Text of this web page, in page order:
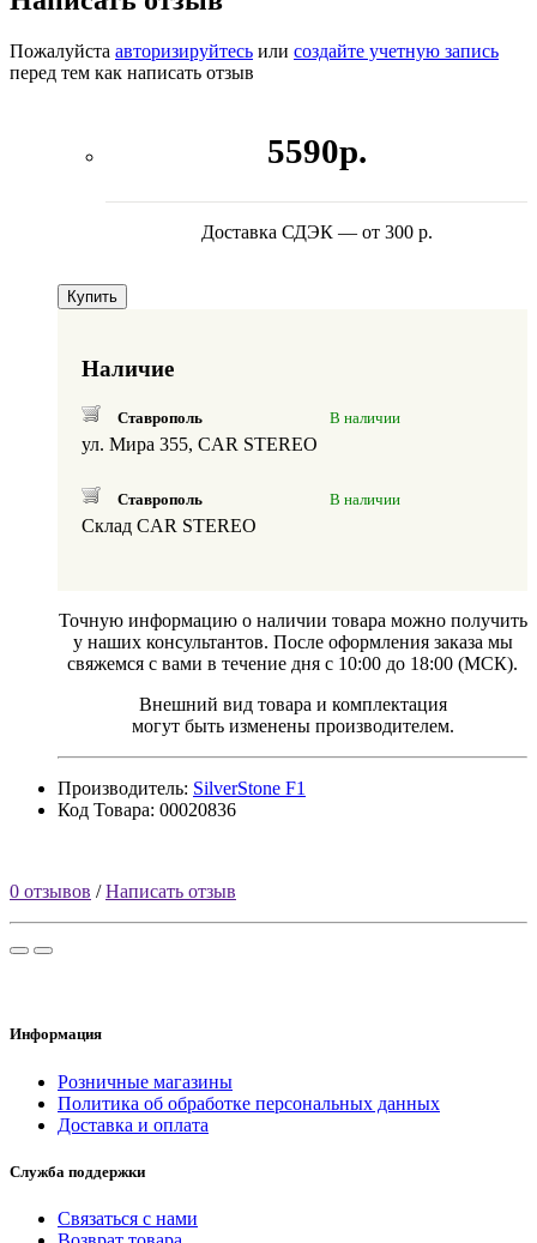
Пожалуйста авторизируйтесь или создайте учетную запись
перед тем как написать отзыв
5590р.
Доставка СДЭК — от 300 р.
Купить
Наличие
Ставрополь В наличии
ул. Мира 355, CAR STEREO
Ставрополь В наличии
Склад CAR STEREO
Точную информацию о наличии товара можно получить
у наших консультантов. После оформления заказа мы
свяжемся с вами в течение дня с 10:00 до 18:00 (МСК).
Внешний вид товара и комплектация
могут быть изменены производителем.
Производитель: SilverStone F1
Код Товара: 00020836
0 отзывов /Написать отзыв
Информация
Розничные магазины
Политика об обработке персональных данных
Доставка и оплата
Служба поддержки
Связаться с нами